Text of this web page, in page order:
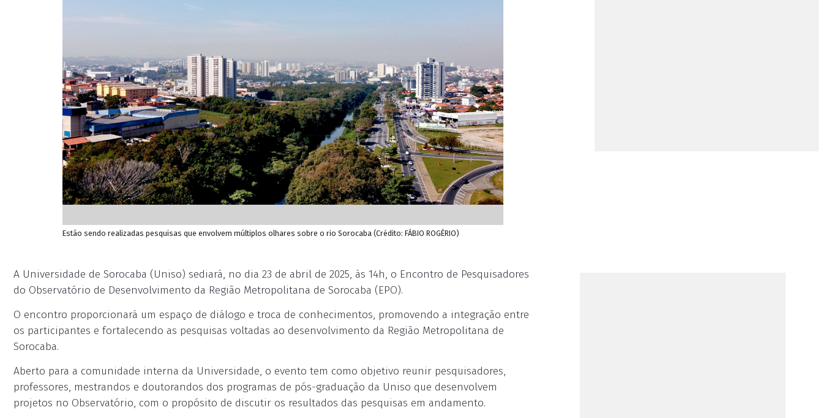
Estão sendo realizadas pesquisas que envolvem múltiplos olhares sobre o rio Sorocaba (Crédito: FÁBIO ROGÉRIO)
A Universidade de Sorocaba (Uniso) sediará, no dia 23 de abril de 2025, às 14h, o Encontro de Pesquisadores
do Observatório de Desenvolvimento da Região Metropolitana de Sorocaba (EPO).
O encontro proporcionará um espaço de diálogo e troca de conhecimentos, promovendo a integração entre
os participantes e fortalecendo as pesquisas voltadas ao desenvolvimento da Região Metropolitana de
Sorocaba.
Aberto para a comunidade interna da Universidade, o evento tem como objetivo reunir pesquisadores,
professores, mestrandos e doutorandos dos programas de pós-graduação da Uniso que desenvolvem
projetos no Observatório, com o propósito de discutir os resultados das pesquisas em andamento.